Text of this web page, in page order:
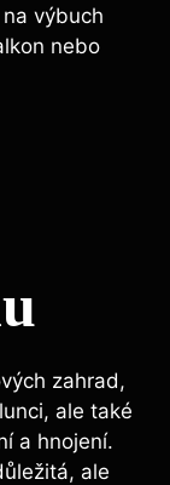
výbuch
nebo
zahrad,
ale také
a hnojení.
ale